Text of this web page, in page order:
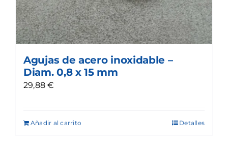
Agujas de acero inoxidable –
Diam. 0,8 x 15 mm
29,88€
Añadir al carrito Detalles